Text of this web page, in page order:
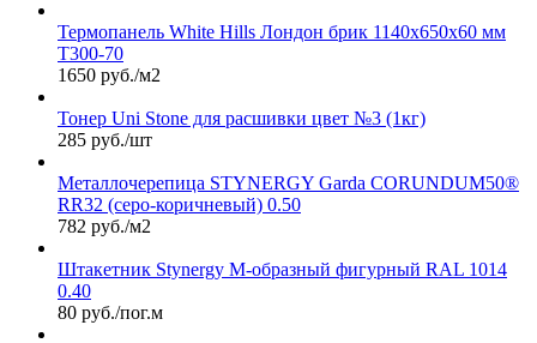
Термопанель White Hills Лондон брик 1140х650х60 мм
Т300-70
1650 руб./м2
Тонер Uni Stone для расшивки цвет №3 (1кг)
285 руб./шт
Металлочерепица STYNERGY Garda CORUNDUM50®
RR32 (серо-коричневый) 0.50
782 руб./м2
Штакетник Stynergy М-образный фигурный RAL 1014
0.40
80 руб./пог.м